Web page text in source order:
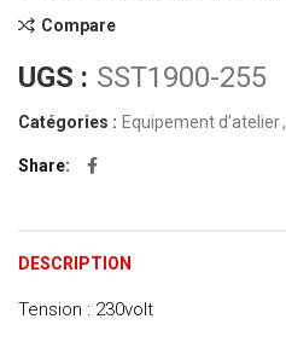
Compare
UGS : SST1900-255
Catégories : Equipement d'atelier,
Share
DESCRIPTION
Tension : 230volt